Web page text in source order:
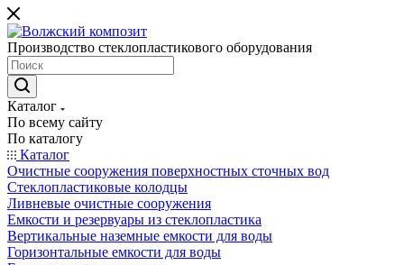
Производство стеклопластикового оборудования
Каталог
По всему сайту
По каталогу
Каталог
Очистные сооружения поверхностных сточных вод
Стеклопластиковые колодцы
Ливневые очистные сооружения
Емкости и резервуары из стеклопластика
Вертикальные наземные емкости для воды
Горизонтальные емкости для воды